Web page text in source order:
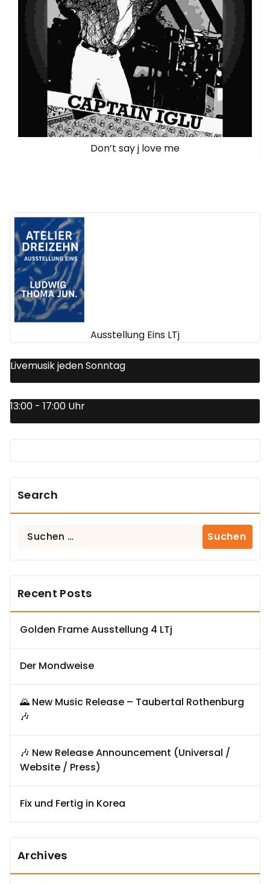
Don’t say j love me
Ausstellung Eins LTj
Livemusik jeden Sonntag
13:00 - 17:00 Uhr
Search
Suchen
Recent Posts
Golden Frame Ausstellung 4 LTj
Der Mondweise
🌄 New Music Release – Taubertal Rothenburg
🎶
🎶 New Release Announcement (Universal /
Website / Press)
Fix und Fertig in Korea
Archives